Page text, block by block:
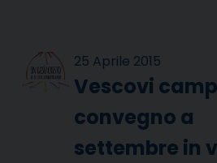
25 Aprile 2015
Vescovi
convegno a
settembre in